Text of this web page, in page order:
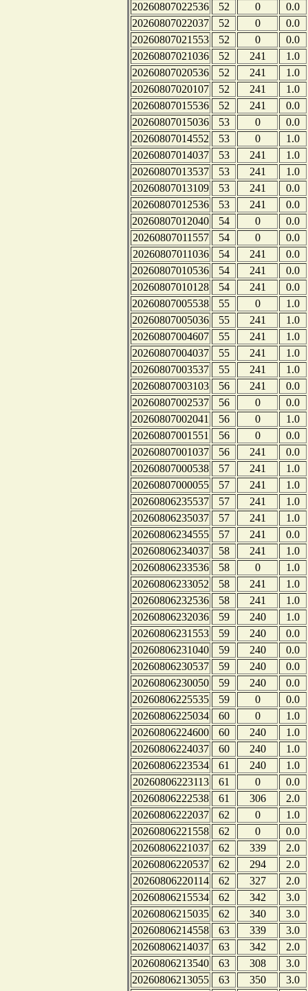
20260807022536
52 0
0.0
20260807022037
52 0
0.0
20260807021553
52 0
0.0
20260807021036
52 241
1.0
20260807020536
52 241
1.0
20260807020107
52 241
1.0
20260807015536
52 241
0.0
20260807015036
53 0
0.0
20260807014552
53 0
1.0
20260807014037
53 241
1.0
20260807013537
53 241
1.0
20260807013109
53 241
0.0
20260807012536
53 241
0.0
20260807012040
54 0
0.0
20260807011557
54 0
0.0
20260807011036
54 241
0.0
20260807010536
54 241
0.0
20260807010128
54 241
0.0
20260807005538
55 0
1.0
20260807005036
55 241
1.0
20260807004607
55 241
1.0
20260807004037
55 241
1.0
20260807003537
55 241
1.0
20260807003103
56 241
0.0
20260807002537
56 0
0.0
20260807002041
56 0
1.0
20260807001551
56 0
0.0
20260807001037
56 241
0.0
20260807000538
57 241
1.0
20260807000055
57 241
1.0
20260806235537
57 241
1.0
20260806235037
57 241
1.0
20260806234555
57 241
0.0
20260806234037
58 241
1.0
20260806233536
58 0
1.0
20260806233052
58 241
1.0
20260806232536
58 241
1.0
20260806232036
59 240
1.0
20260806231553
59 240
0.0
20260806231040
59 240
0.0
20260806230537
59 240
0.0
20260806230050
59 240
0.0
20260806225535
59 0
0.0
20260806225034
60 0
1.0
20260806224600
60 240
1.0
20260806224037
60 240
1.0
20260806223534
61 240
1.0
20260806223113
61 0
0.0
20260806222538
61 306
2.0
20260806222037
62 0
1.0
20260806221558
62 0
0.0
20260806221037
62 339
2.0
20260806220537
62 294
2.0
20260806220114
62 327
2.0
20260806215534
62 342
3.0
20260806215035
62 340
3.0
20260806214558
63 339
3.0
20260806214037
63 342
2.0
20260806213540
63 308
3.0
20260806213055
63 350
3.0